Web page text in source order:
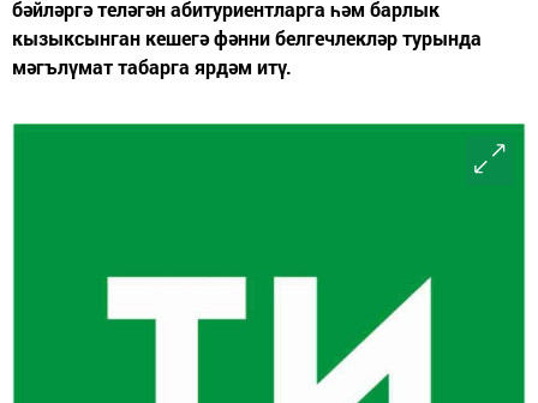
бәйләргә теләгән абитуриентларга һәм барлык
кызыксынган кешегә фәнни белгечлекләр турында
мәгълүмат табарга ярдәм итү.